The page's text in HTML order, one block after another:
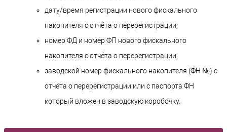
дату/время регистрации нового фискального
накопителя с отчёта о перерегистрации;
номер ФД и номер ФП нового фискального
накопителя с отчёта о перерегистрации;
заводской номер фискального накопителя (ФН №) с
отчёта о перерегистрации или с паспорта ФН
который вложен в заводскую коробочку.